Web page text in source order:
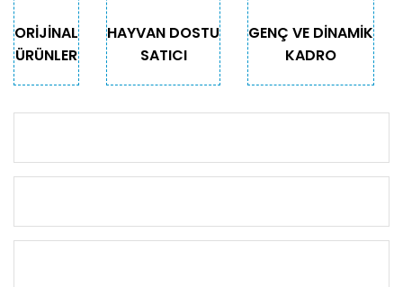
ORİJİNAL
ÜRÜNLER
HAYVAN DOSTU
SATICI
GENÇ VE DİNAMİK
KADRO